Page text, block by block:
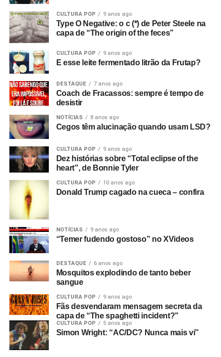
CULTURA POP 9 anos ago
Type O Negative: o c (*) de Peter Steele na
capa de “The origin of the feces”
CULTURA POP 9 anos ago
E esse leite fermentado litrão da Frutap?
DESTAQUE 7 anos ago
Coach de Fracassos: sempre é tempo de
desistir
NOTÍCIAS 8 anos ago
Cegos têm alucinação quando usam LSD?
CULTURA POP 9 anos ago
Dez histórias sobre “Total eclipse of the
heart”, de Bonnie Tyler
CULTURA POP 10 anos ago
Donald Trump cagado na cueca – confira
NOTÍCIAS 9 anos ago
“Temer fudendo gostoso” no XVideos
DESTAQUE 6 anos ago
Mosquitos explodindo de tanto beber
sangue
CULTURA POP 9 anos ago
Fãs desvendaram mensagem secreta da
capa de “The spaghetti incident?”
CULTURA POP 5 anos ago
Simon Wright: “AC/DC? Nunca mais vi”